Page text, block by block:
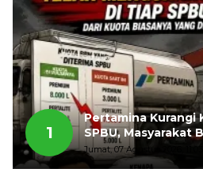
1
Pertamina Kurangi
SPBU, Masyarakat
Jumat, 07 Agustus 2026, 11:03